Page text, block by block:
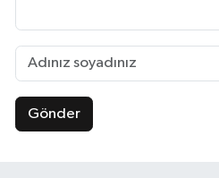
Gönder